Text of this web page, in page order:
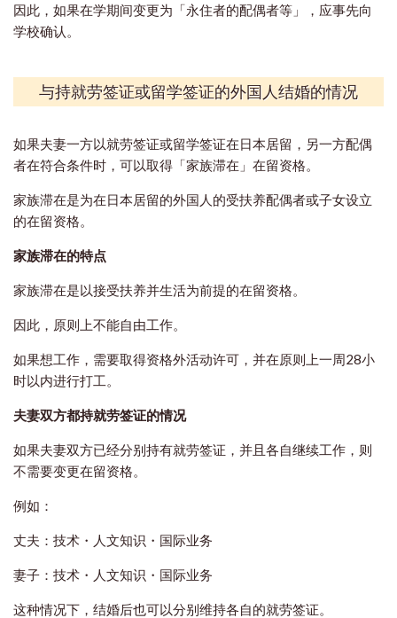
因此，如果在学期间变更为「永住者的配偶者等」，应事先向
学校确认。
与持就劳签证或留学签证的外国人结婚的情况
如果夫妻一方以就劳签证或留学签证在日本居留，另一方配偶
者在符合条件时，可以取得「家族滞在」在留资格。
家族滞在是为在日本居留的外国人的受扶养配偶者或子女设立
的在留资格。
家族滞在的特点
家族滞在是以接受扶养并生活为前提的在留资格。
因此，原则上不能自由工作。
如果想工作，需要取得资格外活动许可，并在原则上一周28小
时以内进行打工。
夫妻双方都持就劳签证的情况
如果夫妻双方已经分别持有就劳签证，并且各自继续工作，则
不需要变更在留资格。
例如：
丈夫：技术・人文知识・国际业务
妻子：技术・人文知识・国际业务
这种情况下，结婚后也可以分别维持各自的就劳签证。